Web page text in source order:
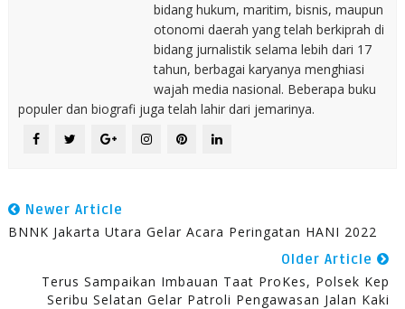
bidang hukum, maritim, bisnis, maupun
otonomi daerah yang telah berkiprah di
bidang jurnalistik selama lebih dari 17
tahun, berbagai karyanya menghiasi
wajah media nasional. Beberapa buku
populer dan biografi juga telah lahir dari jemarinya.
Newer Article
BNNK Jakarta Utara Gelar Acara Peringatan HANI 2022
Older Article
Terus Sampaikan Imbauan Taat ProKes, Polsek Kep
Seribu Selatan Gelar Patroli Pengawasan Jalan Kaki